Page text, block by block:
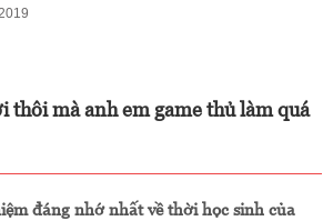
thôi mà anh em game thủ làm quá
đáng nhớ nhất về thời học sinh của